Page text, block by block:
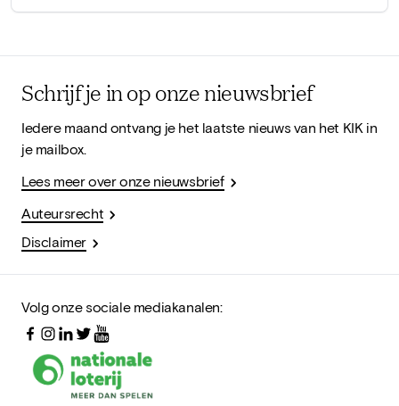
Schrijf je in op onze nieuwsbrief
Iedere maand ontvang je het laatste nieuws van het KIK in
je mailbox.
Lees meer over onze nieuwsbrief
Auteursrecht
Disclaimer
Volg onze sociale mediakanalen: